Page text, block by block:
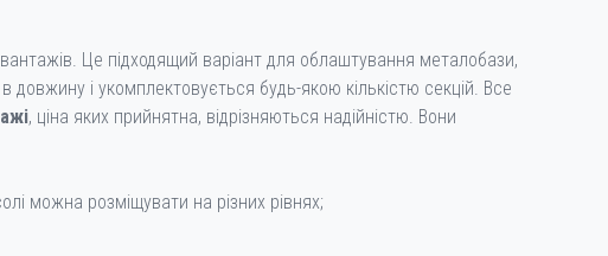
Це підходящий варіант для облаштування металобази,
і укомплектовується будь-якою кількістю секцій. Все
, ціна яких прийнятна, відрізняються надійністю. Вони
можна розміщувати на різних рівнях;